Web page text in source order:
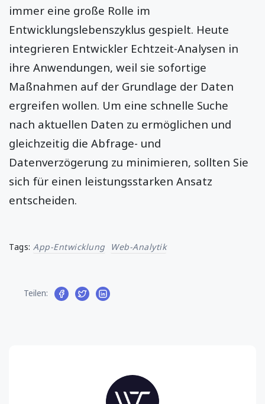
immer eine große Rolle im
Entwicklungslebenszyklus gespielt. Heute
integrieren Entwickler Echtzeit-Analysen in
ihre Anwendungen, weil sie sofortige
Maßnahmen auf der Grundlage der Daten
ergreifen wollen. Um eine schnelle Suche
nach aktuellen Daten zu ermöglichen und
gleichzeitig die Abfrage- und
Datenverzögerung zu minimieren, sollten Sie
sich für einen leistungsstarken Ansatz
entscheiden.
Tags: App-Entwicklung Web-Analytik
Teilen: